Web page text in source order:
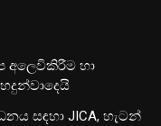
අලෙවිකිරීම හා
සඳහා JICA, හැටන්